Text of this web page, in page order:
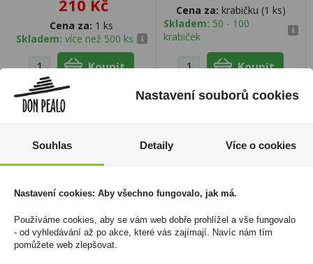
210 Kč
Cena za: 1 ks
Skladem: více než 500 ks
Cena za: krabičku (1 ks)
Skladem: 50 - 100
krabiček
Nastavení souborů cookies
Souhlas Detaily Více o cookies
Nastavení cookies: Aby všechno fungovalo, jak má.
Používáme cookies, aby se vám web dobře prohlížel a vše fungovalo
- od vyhledávání až po akce, které vás zajímají. Navíc nám tím
pomůžete web zlepšovat.